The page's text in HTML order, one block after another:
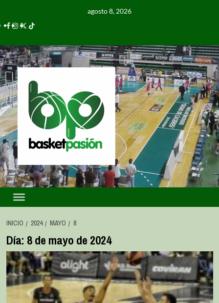
agosto 8, 2026
INICIO 2024 MAYO 8
Día: 8 de mayo de 2024